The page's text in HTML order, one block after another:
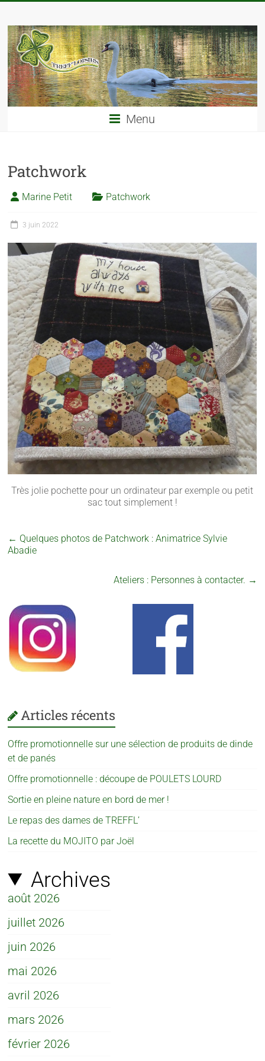
Menu
Patchwork
Marine Petit Patchwork
3 juin 2022
Très jolie pochette pour un ordinateur par exemple ou petit
sac tout simplement !
← Quelques photos de Patchwork : Animatrice Sylvie
Abadie
Ateliers : Personnes à contacter. →
Articles récents
Offre promotionnelle sur une sélection de produits de dinde
et de panés
Offre promotionnelle : découpe de POULETS LOURD
Sortie en pleine nature en bord de mer !
Le repas des dames de TREFFL’
La recette du MOJITO par Joël
Archives
août 2026
juillet 2026
juin 2026
mai 2026
avril 2026
mars 2026
février 2026